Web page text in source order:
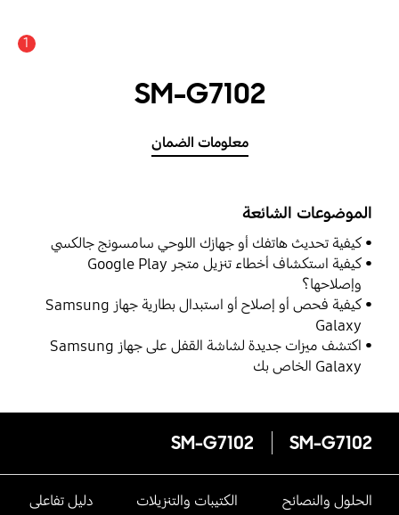
1
SM-G7102
معلومات الضمان
الموضوعات الشائعة
كيفية تحديث هاتفك أو جهازك اللوحي سامسونج جالكسي
كيفية استكشاف أخطاء تنزيل متجر Google Play
وإصلاحها؟
كيفية فحص أو إصلاح أو استبدال بطارية جهاز Samsung
Galaxy
اكتشف ميزات جديدة لشاشة القفل على جهاز Samsung
Galaxy الخاص بك
SM-G7102
SM-G7102
الحلول والنصائح الكتيبات والتنزيلات دليل تفاعلى